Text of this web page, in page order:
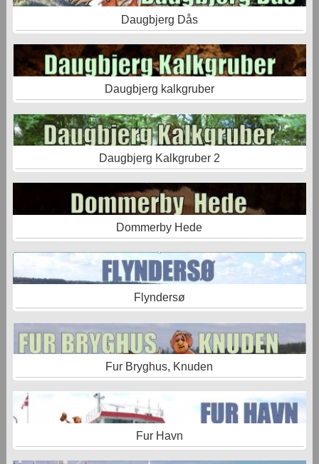
Daugbjerg Dås
Daugbjerg kalkgruber
Daugbjerg Kalkgruber 2
Dommerby Hede
Flyndersø
Fur Bryghus, Knuden
Fur Havn